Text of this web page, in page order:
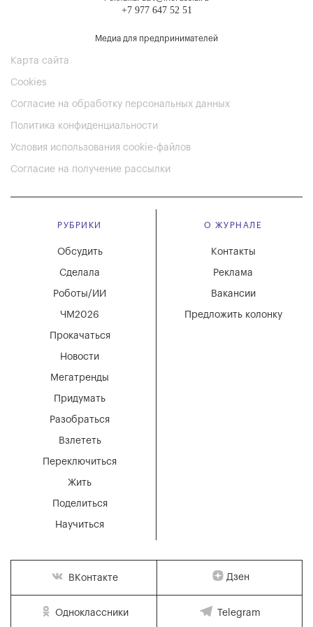
+7 977 647 52 51
Медиа для предпринимателей
Карта сайта
Cookies
Согласие на обработку персональных данных
Политика конфиденциальности
Условия использования cookie-файлов
Согласие на получение рассылки
РУБРИКИ
Мегатренды
Придумать
Разобраться
Взлететь
Новости
Переключиться
Жить
Поделиться
Научиться
Обсудить
Сделала
Роботы/ИИ
ЧМ2026
Прокачаться
О ЖУРНАЛЕ
Вакансии
Реклама
Контакты
Предложить колонку
ВКонтакте Дзен
Одноклассники Telegram